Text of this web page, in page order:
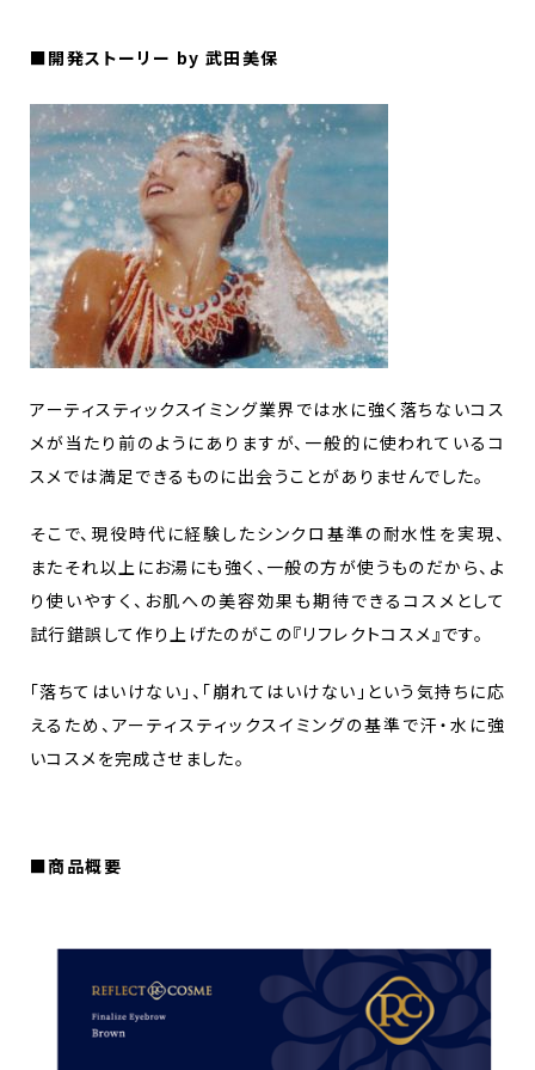
■開発ストーリー by 武田美保
アーティスティックスイミング業界では水に強く落ちないコス
メが当たり前のようにありますが、一般的に使われているコ
スメでは満足できるものに出会うことがありませんでした。
そこで、現役時代に経験したシンクロ基準の耐水性を実現、
またそれ以上にお湯にも強く、一般の方が使うものだから、よ
り使いやすく、お肌への美容効果も期待できるコスメとして
試行錯誤して作り上げたのがこの『リフレクトコスメ』です。
「落ちてはいけない」、「崩れてはいけない」という気持ちに応
えるため、アーティスティックスイミングの基準で汗・水に強
いコスメを完成させました。
■商品概要